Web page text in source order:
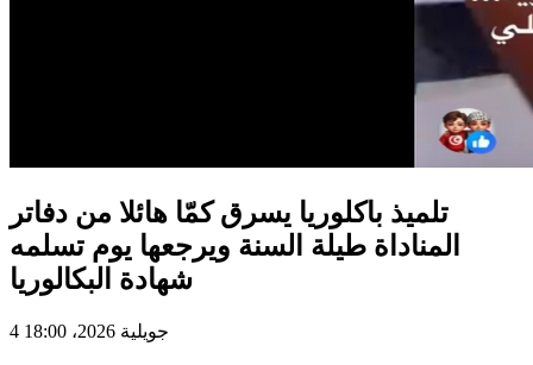
تلميذ باكلوريا يسرق كمّا هائلا من دفاتر
المناداة طيلة السنة ويرجعها يوم تسلمه
شهادة البكالوريا
4 جويلية 2026، 18:00